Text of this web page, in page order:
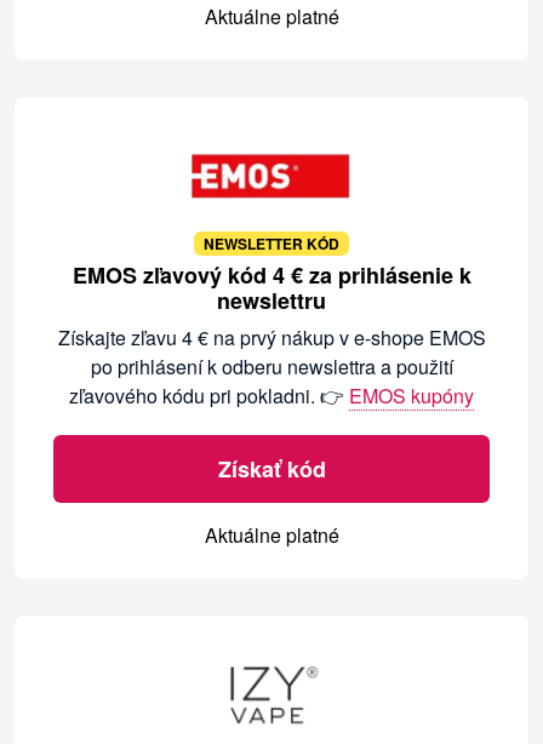
Aktuálne platné
NEWSLETTER KÓD
EMOS zľavový kód 4 € za prihlásenie k
newslettru
Získajte zľavu 4 € na prvý nákup v e-shope EMOS
po prihlásení k odberu newslettra a použití
zľavového kódu pri pokladni. 👉 EMOS kupóny
Získať kód
Aktuálne platné